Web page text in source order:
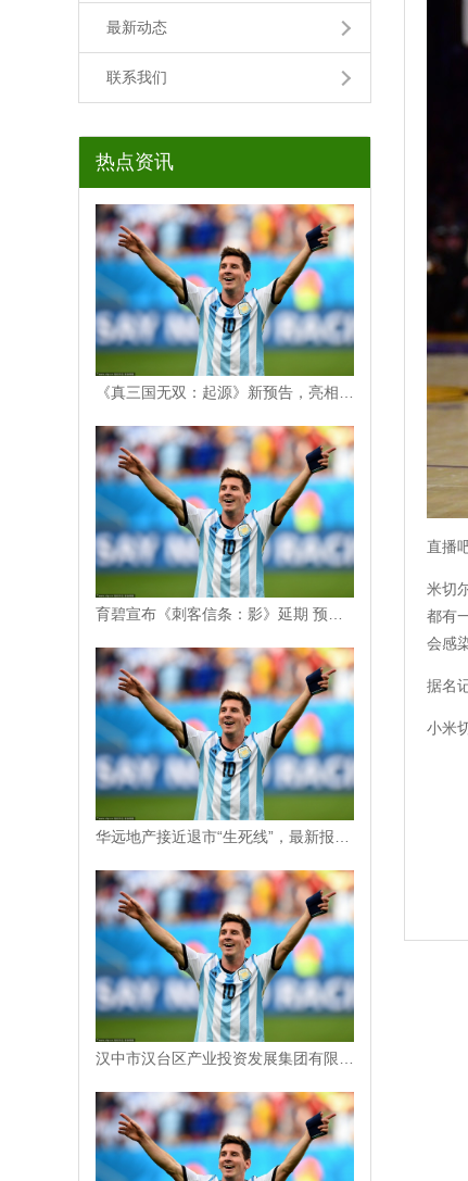
最新动态
联系我们
热点资讯
《真三国无双：起源》新预告，亮相展现全新三国故事
育碧宣布《刺客信条：影》延期 预购订单将会退款
直播
米切
都有
会感
据名
小米